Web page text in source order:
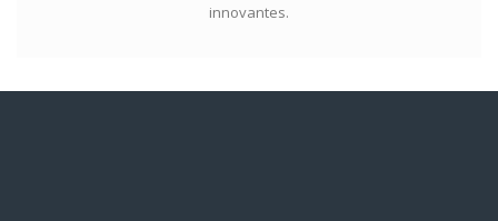
innovantes.